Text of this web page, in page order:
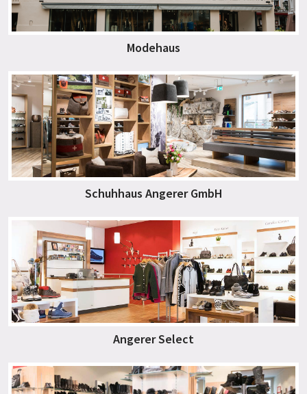
Modehaus
Schuhhaus Angerer GmbH
Angerer Select